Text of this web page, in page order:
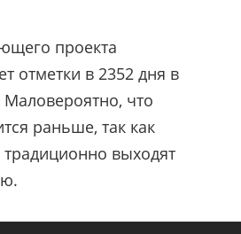
проекта
отметки в 2352 дня в
Маловероятно, что
раньше, так как
выходят